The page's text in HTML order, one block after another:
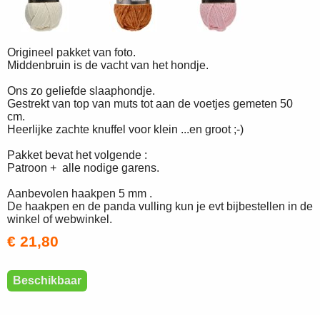
Origineel pakket van foto.
Middenbruin is de vacht van het hondje.
Ons zo geliefde slaaphondje.
Gestrekt van top van muts tot aan de voetjes gemeten 50
cm.
Heerlijke zachte knuffel voor klein ...en groot ;-)
Pakket bevat het volgende :
Patroon + alle nodige garens.
Aanbevolen haakpen 5 mm .
De haakpen en de panda vulling kun je evt bijbestellen in de
winkel of webwinkel.
€ 21,80
Beschikbaar